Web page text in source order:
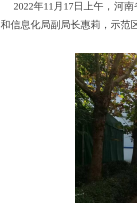
2022年11月17日上午，河南
和信息化局副局长惠莉，示范